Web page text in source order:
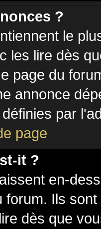
?
le
les lire dès
page du
annonce
par
page
it ?
en-
forum. Ils
dès que